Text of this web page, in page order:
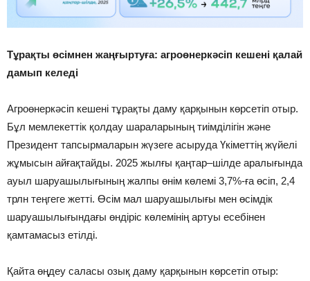
Тұрақты өсімнен жаңғыртуға: агроөнеркәсіп кешені қалай
дамып келеді
Агроөнеркәсіп кешені тұрақты даму қарқынын көрсетіп отыр.
Бұл мемлекеттік қолдау шараларының тиімділігін және
Президент тапсырмаларын жүзеге асыруда Үкіметтің жүйелі
жұмысын айғақтайды. 2025 жылғы қаңтар–шілде аралығында
ауыл шаруашылығының жалпы өнім көлемі 3,7%-ға өсіп, 2,4
трлн теңгеге жетті. Өсім мал шаруашылығы мен өсімдік
шаруашылығындағы өндіріс көлемінің артуы есебінен
қамтамасыз етілді.
Қайта өңдеу саласы озық даму қарқынын көрсетіп отыр: